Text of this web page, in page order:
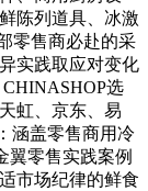
陈列道具、冰激
零售商必赴的采
实践取应对变化
选
虹、京东、易
涵盖零售商用冷
翼零售实践案例
市场纪律的鲜食